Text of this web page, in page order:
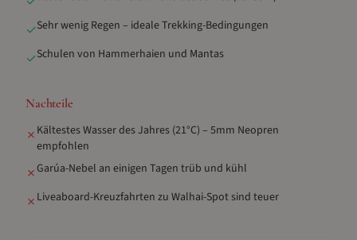
✓Sehr wenig Regen – ideale Trekking-Bedingungen
✓Schulen von Hammerhaien und Mantas
Nachteile
✗ Kältestes Wasser des Jahres (21°C) – 5mm Neopren
empfohlen
✗Garúa-Nebel an einigen Tagen trüb und kühl
✗ Liveaboard-Kreuzfahrten zu Walhai-Spot sind teuer